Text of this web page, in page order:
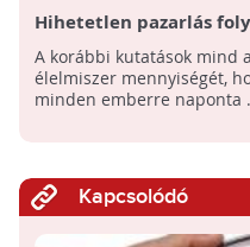
Hihetetlen pazarlás
kukába, mint eddig
A korábbi kutatások mind
élelmiszer mennyiségét,
minden emberre naponta
Kapcsolódó